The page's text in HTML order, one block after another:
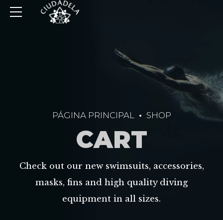
PÁGINA PRINCIPAL SHOP
CART
Check out our new swimsuits, accessories,
masks, fins and high quality diving
equipment in all sizes.